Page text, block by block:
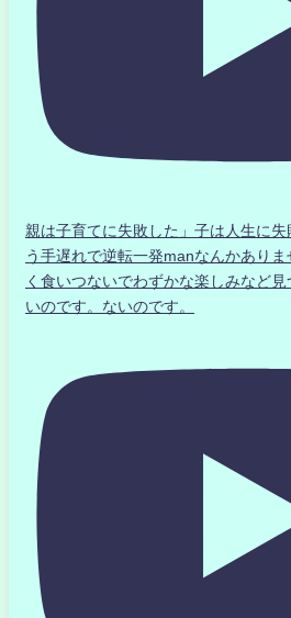
親は子育てに失敗した」子は人生に
う手遅れで逆転一発manなんかありま
く食いつないでわずかな楽しみなど
いのです。ないのです。